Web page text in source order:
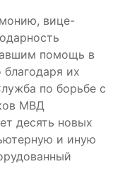
вице-
помощь в
их
по борьбе с
МВД
десять новых
и иную